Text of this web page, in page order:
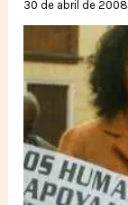
30 de abril de 2008